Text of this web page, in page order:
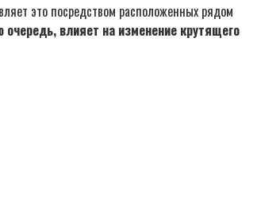
это посредством расположенных рядом
влияет на изменение крутящего